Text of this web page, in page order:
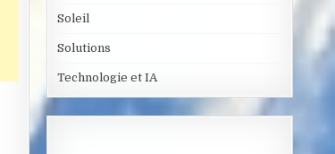
Soleil
Solutions
Technologie et IA